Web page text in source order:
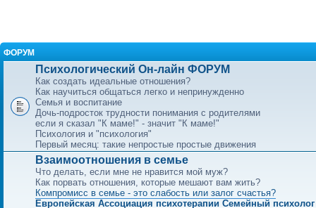
ФОРУМ
Психологический Он-лайн ФОРУМ
Как создать идеальные отношения?
Как научиться общаться легко и непринужденно
Семья и воспитание
Дочь-подросток трудности понимания с родителями
если я сказал "К маме!" - значит "К маме!"
Психология и "психология"
Первый месяц: такие непростые простые движения
Взаимоотношения в семье
Что делать, если мне не нравится мой муж?
Как порвать отношения, которые мешают вам жить?
Компромисс в семье - это слабость или залог счастья?
Европейская Ассоциация психотерапии Семейный